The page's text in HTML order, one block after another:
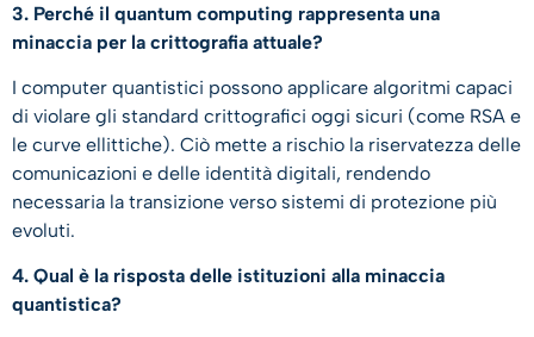
3. Perché il quantum computing rappresenta una
minaccia per la crittografia attuale?
I computer quantistici possono applicare algoritmi capaci
di violare gli standard crittografici oggi sicuri (come RSA e
le curve ellittiche). Ciò mette a rischio la riservatezza delle
comunicazioni e delle identità digitali, rendendo
necessaria la transizione verso sistemi di protezione più
evoluti.
4. Qual è la risposta delle istituzioni alla minaccia
quantistica?